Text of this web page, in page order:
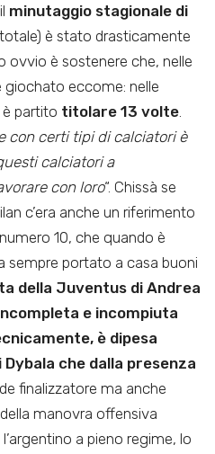
minutaggio stagionale di
è stato drasticamente
ovvio è sostenere che, nelle
giochato eccome: nelle
partito titolare 13 volte.
con certi tipi di calciatori è
calciatori a
con loro“. Chissà se
c’era anche un riferimento
10, che quando è
sempre portato a casa buoni
della Juventus di Andrea
e incompiuta
è dipesa
Dybala che dalla presenza
finalizzatore ma anche
manovra offensiva
a pieno regime, lo